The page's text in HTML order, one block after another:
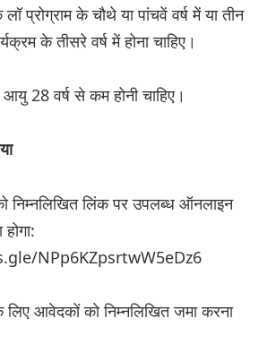
प्रोग्राम के चौथे या पांचवें वर्ष में या तीन
के तीसरे वर्ष में होना चाहिए।
आयु 28 वर्ष से कम होनी चाहिए।
निम्नलिखित लिंक पर उपलब्ध ऑनलाइन
NPp6KZpsrtwW5eDz6
आवेदकों को निम्नलिखित जमा करना